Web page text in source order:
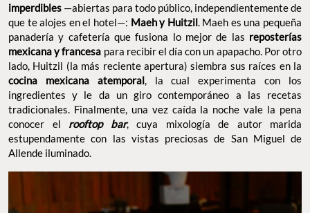
imperdibles —abiertas para todo público, independientemente de
que te alojes en el hotel—: Maeh y Huitzil. Maeh es una pequeña
panadería y cafetería que fusiona lo mejor de las reposterías
mexicana y francesa para recibir el día con un apapacho. Por otro
lado, Huitzil (la más reciente apertura) siembra sus raíces en la
cocina mexicana atemporal, la cual experimenta con los
ingredientes y le da un giro contemporáneo a las recetas
tradicionales. Finalmente, una vez caída la noche vale la pena
conocer el rooftop bar, cuya mixología de autor marida
estupendamente con las vistas preciosas de San Miguel de
Allende iluminado.